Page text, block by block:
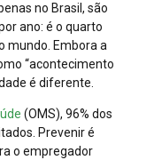
no Brasil, são
ano: é o quarto
mundo. Embora a
“acontecimento
é diferente.
(OMS), 96% dos
Prevenir é
o empregador